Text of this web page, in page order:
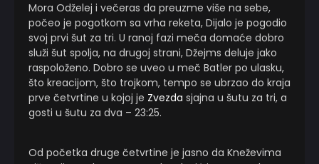
Mora Odželej i večeras da preuzme više na sebe,
počeo je pogotkom sa vrha reketa, Dijalo je pogodio
svoj prvi šut za tri. U ranoj fazi meča domaće dobro
služi šut spolja, na drugoj strani, Džejms deluje jako
raspoloženo. Dobro se uveo u meč Batler po ulasku,
što kreacijom, što trojkom, tempo se ubrzao do kraja
prve četvrtine u kojoj je Zvezda sjajna u šutu za tri, a
gosti u šutu za dva – 23:25.
Od početka druge četvrtine je jasno da Kneževima